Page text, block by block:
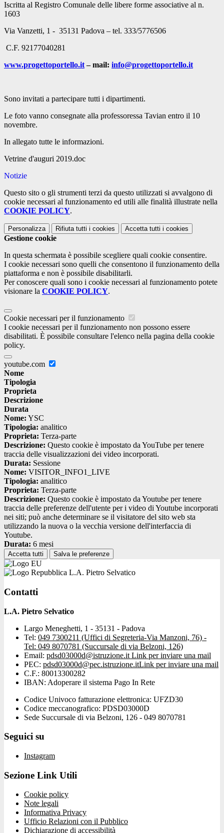
Iscritta al Registro Comunale delle libere forme associative al n.
1603
Via Vanzetti, 1 - 35131 Padova – tel. 333/5776506
C.F. 92177040281
www.progettoportello.it– mail: info@progettoportello.it
Sono invitati a partecipare tutti i dipartimenti.
Le foto vanno consegnate alla professoressa Tavian entro il 10
novembre.
In allegato tutte le informazioni.
Vetrine d'auguri 2019.doc
Notizie
Questo sito o gli strumenti terzi da questo utilizzati si avvalgono di
cookie necessari al funzionamento ed utili alle finalità illustrate nella
COOKIE POLICY.
Personalizza Rifiuta tutti i cookies Accetta tutti i cookies
Gestione cookie
In questa schermata è possibile scegliere quali cookie consentire.
I cookie necessari sono quelli che consentono il funzionamento della
piattaforma e non è possibile disabilitarli.
Per conoscere quali sono i cookie necessari al funzionamento potete
visionare la COOKIE POLICY.
Cookie necessari per il funzionamento
I cookie necessari per il funzionamento non possono essere
disabilitati. È possibile consultare l'elenco nella pagina della cookie
policy.
youtube.com
Nome
Tipologia
Proprieta
Descrizione
Durata
Nome: YSC
Tipologia: analitico
Proprieta: Terza-parte
Descrizione: Questo cookie è impostato da YouTube per tenere
traccia delle visualizzazioni dei video incorporati.
Durata: Sessione
Nome: VISITOR_INFO1_LIVE
Tipologia: analitico
Proprieta: Terza-parte
Descrizione: Questo cookie è impostato da Youtube per tenere
traccia delle preferenze dell'utente per i video di Youtube incorporati
nei siti; può anche determinare se il visitatore del sito web sta
utilizzando la nuova o la vecchia versione dell'interfaccia di
Youtube.
Durata: 6 mesi
Accetta tutti Salva le preferenze
L.A. Pietro Selvatico
Contatti
L.A. Pietro Selvatico
Largo Meneghetti, 1 - 35131 - Padova
Tel: 049 7300211 (Uffici di Segreteria-Via Manzoni, 76) -
Tel: 049 8070781 (Succursale di via Belzoni, 126)
Email: pdsd03000d@istruzione.it Link per inviare una mail
PEC: pdsd03000d@pec.istruzione.itLink per inviare una mail
C.F.: 80013300282
IBAN: Adoperare il sistema Pago In Rete
Codice Univoco fatturazione elettronica: UFZD30
Codice meccanografico: PDSD03000D
Sede Succursale di via Belzoni, 126 - 049 8070781
Seguici su
Instagram
Sezione Link Utili
Cookie policy
Note legali
Informativa Privacy
Ufficio Relazioni con il Pubblico
Dichiarazione di accessibilità